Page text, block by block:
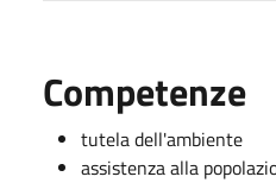
Competenze
tutela dell'ambiente
assistenza alla